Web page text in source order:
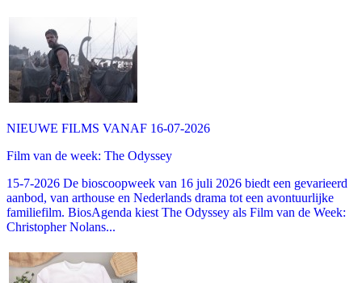
NIEUWE FILMS VANAF 16-07-2026
Film van de week: The Odyssey
15-7-2026 De bioscoopweek van 16 juli 2026 biedt een gevarieerd
aanbod, van arthouse en Nederlands drama tot een avontuurlijke
familiefilm. BiosAgenda kiest The Odyssey als Film van de Week:
Christopher Nolans...